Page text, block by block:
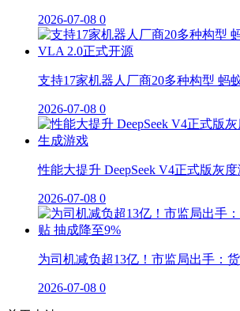
2026-07-08 0
支持17家机器人厂商20多种构型 蚂
2026-07-08 0
性能大提升 DeepSeek V4正式版灰
2026-07-08 0
为司机减负超13亿！市监局出手：
2026-07-08 0